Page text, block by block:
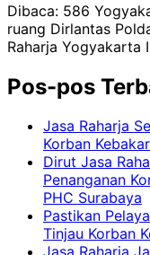
Dibaca: 586
ruang Dirlantas
Raharja Yogyakarta
Pos-pos
Jasa Raharja
Korban
Dirut Jasa
Penanganan
PHC Surabaya
Pastikan
Tinjau Korban